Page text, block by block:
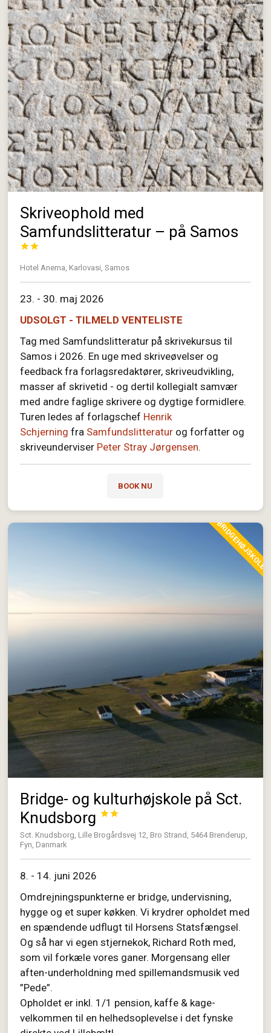
Skriveophold med
Samfundslitteratur – på Samos


Hotel Anema, Karlovasi, Samos
23. - 30. maj 2026
UDSOLGT - TILMELD VENTELISTE
Tag med Samfundslitteratur på skrivekursus til
Samos i 2026. En uge med skriveøvelser og
feedback fra forlagsredaktører, skriveudvikling,
masser af skrivetid - og dertil kollegialt samvær
med andre faglige skrivere og dygtige formidlere.
Turen ledes af forlagschef Henrik
Schjerning fra Samfundslitteratur og forfatter og
skriveunderviser Peter Stray Jørgensen.
BOOK NU
BRIDGEHØJSKOLE
Bridge- og kulturhøjskole på Sct.
Knudsborg


Sct. Knudsborg, Lille Brogårdsvej 12, Bro Strand, 5464 Brenderup,
Fyn, Danmark
8. - 14. juni 2026
Omdrejningspunkterne er bridge, undervisning,
hygge og et super køkken. Vi krydrer opholdet med
en spændende udflugt til Horsens Statsfængsel.
Og så har vi egen stjernekok, Richard Roth med,
som vil forkæle vores ganer. Morgensang eller
aften-underholdning med spillemandsmusik ved
”Pede”.
Opholdet er inkl. 1/1 pension, kaffe & kage-
velkommen til en helhedsoplevelse i det fynske